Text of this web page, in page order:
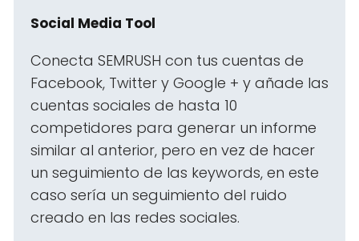
Social Media Tool
Conecta SEMRUSH con tus cuentas de
Facebook, Twitter y Google + y añade las
cuentas sociales de hasta 10
competidores para generar un informe
similar al anterior, pero en vez de hacer
un seguimiento de las keywords, en este
caso sería un seguimiento del ruido
creado en las redes sociales.